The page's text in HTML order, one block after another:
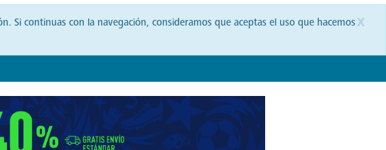
x
Si continuas con la navegación, consideramos que aceptas el uso que hacemos